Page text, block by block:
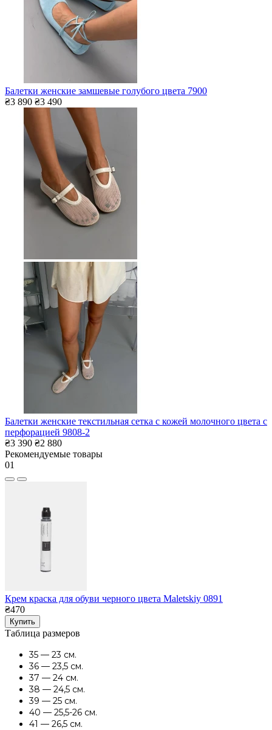
Балетки женские замшевые голубого цвета 7900
₴3 890 ₴3 490
Балетки женские текстильная сетка с кожей молочного цвета с
перфорацией 9808-2
₴3 390 ₴2 880
Рекомендуемые товары
01
Крем краска для обуви черного цвета Maletskiy 0891
₴470
Купить
Таблица размеров
35 — 23 см.
36 — 23,5 см.
37 — 24 см.
38 — 24,5 см.
39 — 25 см.
40 — 25,5-26 см.
41 — 26,5 см.